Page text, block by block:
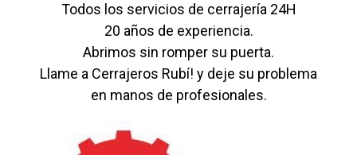
Todos los servicios de cerrajería 24H
20 años de experiencia.
Abrimos sin romper su puerta.
Llame a Cerrajeros Rubí! y deje su problema
en manos de profesionales.